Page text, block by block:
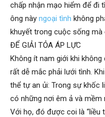
phong
tham
chấp nhận mạo hiểm để đi
ông này ngoại tình không
khuyết trong cuộc sống mà
ĐỂ GIẢI TỎA ÁP LỰC
Không ít nam giới khi
rất dễ mắc phải lưới tình.
thể tự an ủi: Trong sự khốc
có những nơi êm ả và mềm
Với họ, đó được coi là “liều